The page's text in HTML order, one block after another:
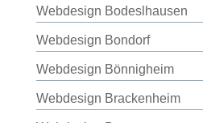
Webdesign Bodeslhausen
Webdesign Bondorf
Webdesign Bönnigheim
Webdesign Brackenheim